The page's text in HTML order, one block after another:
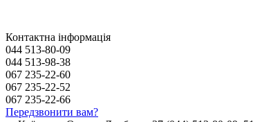
Контактна інформація
044 513-80-09
044 513-98-38
067 235-22-60
067 235-22-52
067 235-22-66
Передзвонити вам?